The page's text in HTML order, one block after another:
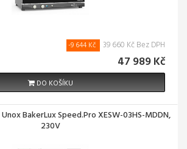
-9 644 Kč 39 660 Kč Bez DPH
47 989 Kč
DO KOŠÍKU
BakerLux Speed.Pro XESW-03HS-MDDN,
230V